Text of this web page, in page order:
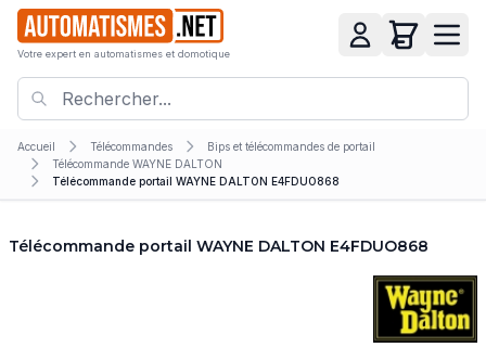
Votre expert en automatismes et domotique
Accueil Télécommandes
Bips et télécommandes de portail
Télécommande WAYNE DALTON
Télécommande portail WAYNE DALTON E4FDUO868
Télécommande portail WAYNE DALTON E4FDUO868